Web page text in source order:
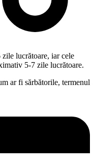
lucrătoare, iar cele
5-7 zile lucrătoare.
ar fi sărbătorile, termenul